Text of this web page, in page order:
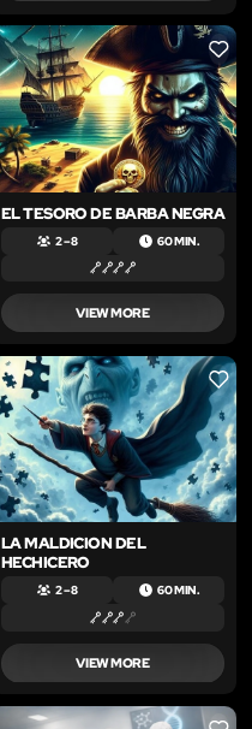
LIKE
EL TESORO DE BARBA NEGRA
2 – 8 60 MIN.
VIEW MORE
LIKE
LA MALDICION DEL
HECHICERO
2 – 8 60 MIN.
VIEW MORE